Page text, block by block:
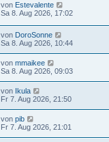
von Estevalente
Sa 8. Aug 2026, 17:02
von DoroSonne
Sa 8. Aug 2026, 10:44
von mmaikee
Sa 8. Aug 2026, 09:03
von Ikula
Fr 7. Aug 2026, 21:50
von pib
Fr 7. Aug 2026, 21:01